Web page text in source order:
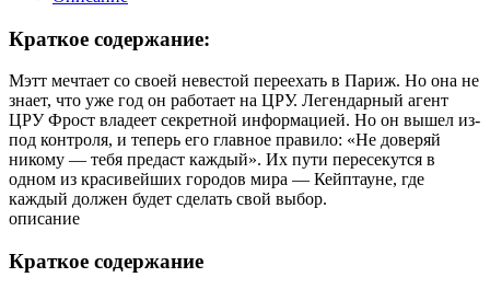
Краткое содержание:
Мэтт мечтает со своей невестой переехать в Париж. Но она не
знает, что уже год он работает на ЦРУ. Легендарный агент
ЦРУ Фрост владеет секретной информацией. Но он вышел из-
под контроля, и теперь его главное правило: «Не доверяй
никому — тебя предаст каждый». Их пути пересекутся в
одном из красивейших городов мира — Кейптауне, где
каждый должен будет сделать свой выбор.
описание
Краткое содержание